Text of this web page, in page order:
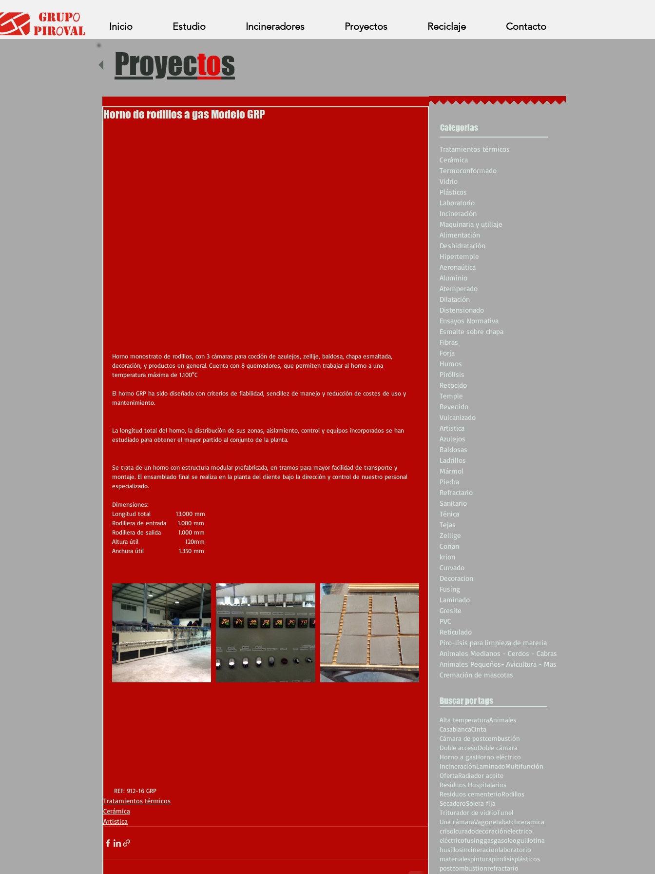
Inicio Estudio Incineradores Proyectos Reciclaje Contacto
Proyectos
Horno de rodillos a gas Modelo GRP
Horno monostrato de rodillos, con 3 cámaras para cocción de azulejos, zellije, baldosa, chapa esmaltada,
decoración, y productos en general. Cuenta con 8 quemadores, que permiten trabajar al horno a una
temperatura máxima de 1.100°C
El horno GRP ha sido diseñado con criterios de fiabilidad, sencillez de manejo y reducción de costes de uso y
mantenimiento.
La longitud total del horno, la distribución de sus zonas, aislamiento, control y equipos incorporados se han
estudiado para obtener el mayor partido al conjunto de la planta.
Se trata de un horno con estructura modular prefabricada, en tramos para mayor facilidad de transporte y
montaje. El ensamblado final se realiza en la planta del cliente bajo la dirección y control de nuestro personal
especializado.
Dimensiones:
Longitud total             13.000 mm
Rodillera de entrada      1.000 mm
Rodillera de salida         1.000 mm
Altura útil                        120mm
Anchura útil                  1.350 mm
REF: 912-16 GRP
Tratamientos térmicos
Cerámica
Artistica
Categorias
Tratamientos térmicos
Cerámica
Termoconformado
Vidrio
Plásticos
Laboratorio
Incineración
Maquinaria y utillaje
Alimentación
Deshidratación
Hipertemple
Aeronaútica
Aluminio
Atemperado
Dilatación
Distensionado
Ensayos Normativa
Esmalte sobre chapa
Fibras
Forja
Humos
Pirólisis
Recocido
Temple
Revenido
Vulcanizado
Artistica
Azulejos
Baldosas
Ladrillos
Mármol
Piedra
Refractario
Sanitario
Ténica
Tejas
Zellige
Corian
krion
Curvado
Decoracion
Fusing
Laminado
Gresite
PVC
Reticulado
Piro-lisis para limpieza de materia
Animales Medianos - Cerdos - Cabras
Animales Pequeños- Avicultura - Mas
Cremación de mascotas
Buscar por tags
Alta temperaturaAnimales
CasablancaCinta
Cámara de postcombustión
Doble accesoDoble cámara
Horno a gasHorno eléctrico
IncineraciónLaminadoMultifunción
OfertaRadiador aceite
Residuos Hospitalarios
Residuos cementerioRodillos
SecaderoSolera fija
Triturador de vidrioTunel
Una cámaraVagonetabatchceramica
crisolcuradodecoraciónelectrico
eléctricofusinggasgasoleoguillotina
husillosincineracionlaboratorio
materialespinturapirolisisplásticos
postcombustionrefractario